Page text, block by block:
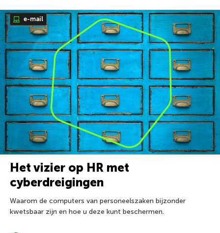
e-mail
Het vizier op HR met
cyberdreigingen
Waarom de computers van personeelszaken bijzonder
kwetsbaar zijn en hoe u deze kunt beschermen.